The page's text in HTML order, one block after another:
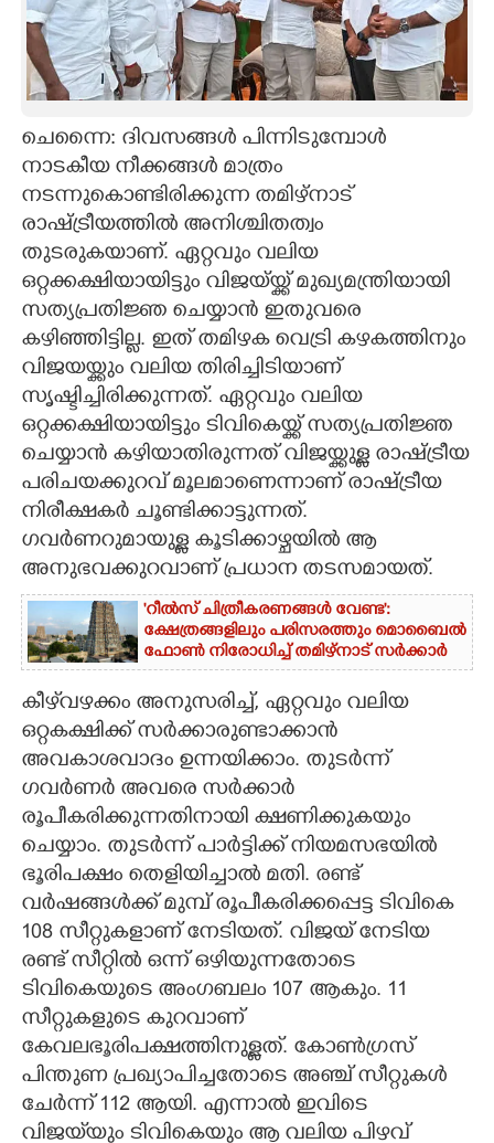
ART
ASTRO
CARTOONS
LITERATURE
ZOOM
CONTACT US
ചെന്നൈ: ദിവസങ്ങൾ പിന്നിടുമ്പോൾ
നാടകീയ നീക്കങ്ങൾ മാത്രം
നടന്നുകൊണ്ടിരിക്കുന്ന തമിഴ്നാട്
രാഷ്ട്രീയത്തിൽ അനിശ്ചിതത്വം
തുടരുകയാണ്. ഏറ്റവും വലിയ
ഒറ്റക്കക്ഷിയായിട്ടും വിജയ്യ്ക്ക് മുഖ്യമന്ത്രിയായി
സത്യപ്രതിജ്ഞ ചെയ്യാൻ ഇതുവരെ
കഴിഞ്ഞിട്ടില്ല. ഇത് തമിഴക വെട്രി കഴകത്തിനും
വിജയയ്ക്കും വലിയ തിരിച്ചിടിയാണ്
സൃഷ്ടിച്ചിരിക്കുന്നത്. ഏറ്റവും വലിയ
ഒറ്റക്കക്ഷിയായിട്ടും ടിവികെയ്ക്ക് സത്യപ്രതിജ്ഞ
ചെയ്യാൻ കഴിയാതിരുന്നത് വിജയ്ക്കുള്ള രാഷ്ട്രീയ
പരിചയക്കുറവ് മൂലമാണെന്നാണ് രാഷ്ട്രീയ
നിരീക്ഷകർ ചൂണ്ടിക്കാട്ടുന്നത്.
ഗവർണറുമായുള്ള കൂടിക്കാഴ്ചയിൽ ആ
അനുഭവക്കുറവാണ് പ്രധാന തടസമായത്.
'റീൽസ് ചിത്രീകരണങ്ങൾ വേണ്ട':
ക്ഷേത്രങ്ങളിലും പരിസരത്തും മൊബൈൽ
ഫോൺ നിരോധിച്ച് തമിഴ്നാട് സർക്കാർ
കീഴ്‌വഴക്കം അനുസരിച്ച്, ഏറ്റവും വലിയ
ഒറ്റകക്ഷിക്ക് സർക്കാരുണ്ടാക്കാൻ
അവകാശവാദം ഉന്നയിക്കാം. തുടർന്ന്
ഗവർണർ അവരെ സർക്കാർ
രൂപീകരിക്കുന്നതിനായി ക്ഷണിക്കുകയും
ചെയ്യാം. തുടർന്ന് പാർട്ടിക്ക് നിയമസഭയിൽ
ഭൂരിപക്ഷം തെളിയിച്ചാൽ മതി. രണ്ട്
വർഷങ്ങൾക്ക് മുമ്പ് രൂപീകരിക്കപ്പെട്ട ടിവികെ
108 സീറ്റുകളാണ് നേടിയത്. വിജയ് നേടിയ
രണ്ട് സീറ്റിൽ ഒന്ന് ഒഴിയുന്നതോടെ
ടിവികെയുടെ അംഗബലം 107 ആകും. 11
സീറ്റുകളുടെ കുറവാണ്
കേവലഭൂരിപക്ഷത്തിനുള്ളത്. കോൺഗ്രസ്
പിന്തുണ പ്രഖ്യാപിച്ചതോടെ അഞ്ച് സീറ്റുകൾ
ചേർന്ന് 112 ആയി. എന്നാൽ ഇവിടെ
വിജയ്‌യും ടിവികെയും ആ വലിയ പിഴവ്